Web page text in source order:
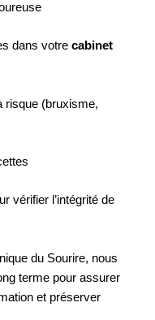
dans votre cabinet
risque (bruxisme,
vérifier l’intégrité de
du Sourire, nous
terme pour assurer
et préserver